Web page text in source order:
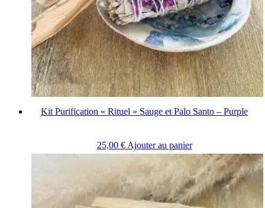
Kit Purification « Rituel » Sauge et Palo Santo – Purple
25,00 € Ajouter au panier